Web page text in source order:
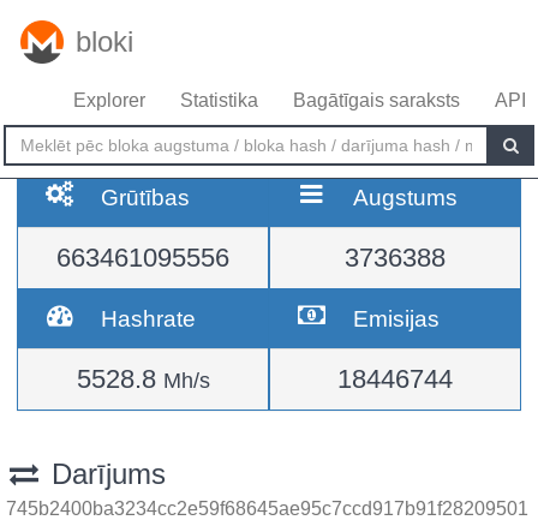
bloki
Explorer Statistika Bagātīgais saraksts API
Grūtības
663461095556
Augstums
3736388
Hashrate
5528.8 Mh/s
Emisijas
18446744
Darījums
745b2400ba3234cc2e59f68645ae95c7ccd917b91f28209501